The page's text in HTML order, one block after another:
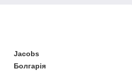
Jacobs
Болгарія